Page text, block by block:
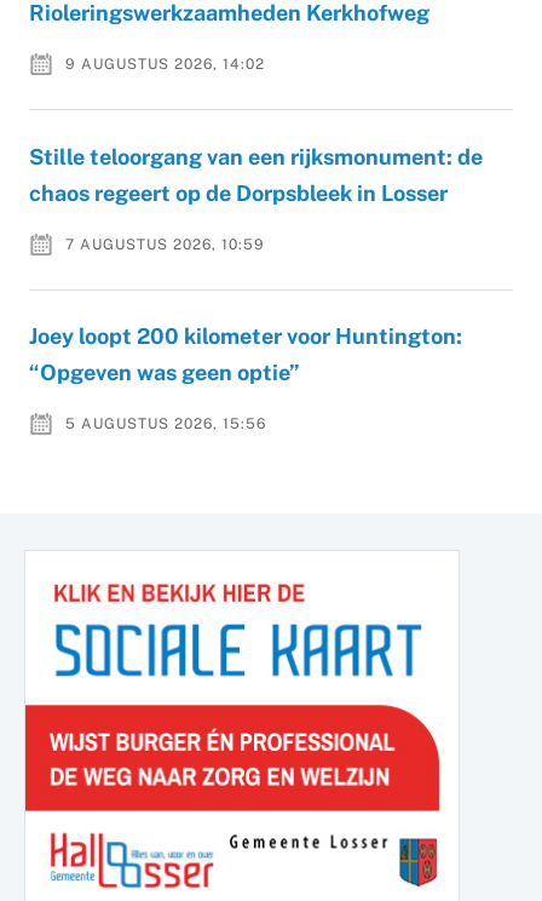
Rioleringswerkzaamheden Kerkhofweg
9 AUGUSTUS 2026, 14:02
Stille teloorgang van een rijksmonument: de
chaos regeert op de Dorpsbleek in Losser
7 AUGUSTUS 2026, 10:59
Joey loopt 200 kilometer voor Huntington:
“Opgeven was geen optie”
5 AUGUSTUS 2026, 15:56